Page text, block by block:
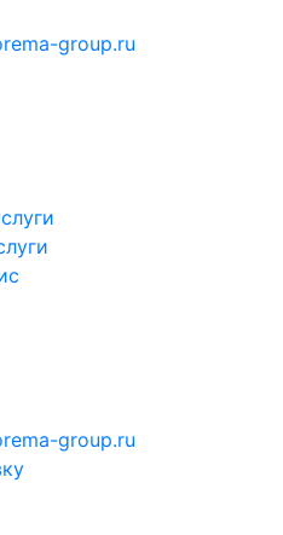
group.ru
group.ru